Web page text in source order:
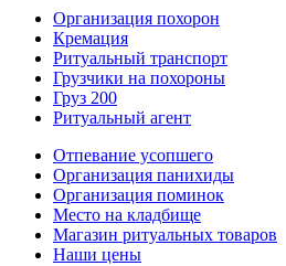
Организация похорон
Кремация
Ритуальный транспорт
Грузчики на похороны
Груз 200
Ритуальный агент
Отпевание усопшего
Организация панихиды
Организация поминок
Место на кладбище
Магазин ритуальных товаров
Наши цены